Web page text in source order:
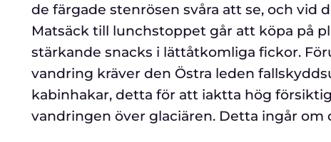
de färgade stenrösen svåra att se, och vid
Matsäck till lunchstoppet går att köpa på
stärkande snacks i lättåtkomliga fickor.
vandring kräver den Östra leden
kabinhakar, detta för att iaktta hög
vandringen över glaciären. Detta ingår